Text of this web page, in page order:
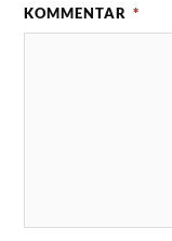
KOMMENTAR *